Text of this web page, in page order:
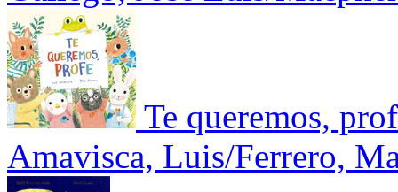
Te queremos,
Amavisca, Luis/Ferrero,